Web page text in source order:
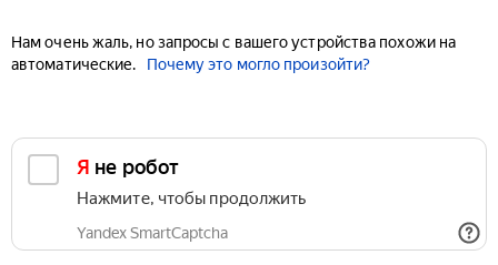
Нам очень жаль, но запросы с вашего устройства похожи на
автоматические.
Почему это могло произойти?
Я не робот
Нажмите, чтобы продолжить
Yandex SmartCaptcha